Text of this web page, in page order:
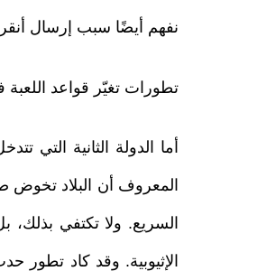
نفهم أيضًا سبب إرسال أنقرة طائرات إف-16، ومروحيات
تطورات تغيّر قواعد
أما الدولة الثانية التي
المعروف أن البلاد تخوض
السريع. ولا تكتفي
الإثيوبية. وقد كاد تطور